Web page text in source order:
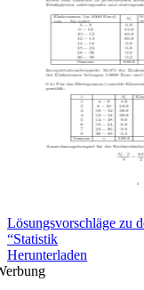
Lösungsvorschläge zu
“Statistik
Herunterladen